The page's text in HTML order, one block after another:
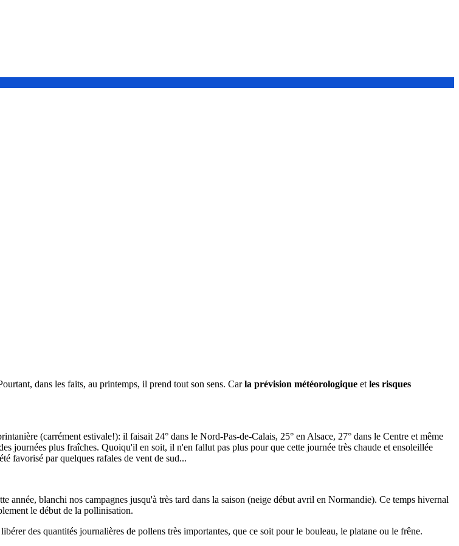
dans les faits, au printemps, il prend tout son sens. Carla prévision météorologique et les risques
(carrément estivale!): il faisait 24° dans le Nord-Pas-de-Calais, 25° en Alsace, 27° dans le Centre et même
journées plus fraîches. Quoiqu'il en soit, il n'en fallut pas plus pour que cette journée très chaude et ensoleillée
favorisé par quelques rafales de vent de sud...
blanchi nos campagnes jusqu'à très tard dans la saison (neige début avril en Normandie). Ce temps hivernal
le début de la pollinisation.
des quantités journalières de pollens très importantes, que ce soit pour le bouleau, le platane ou le frêne.